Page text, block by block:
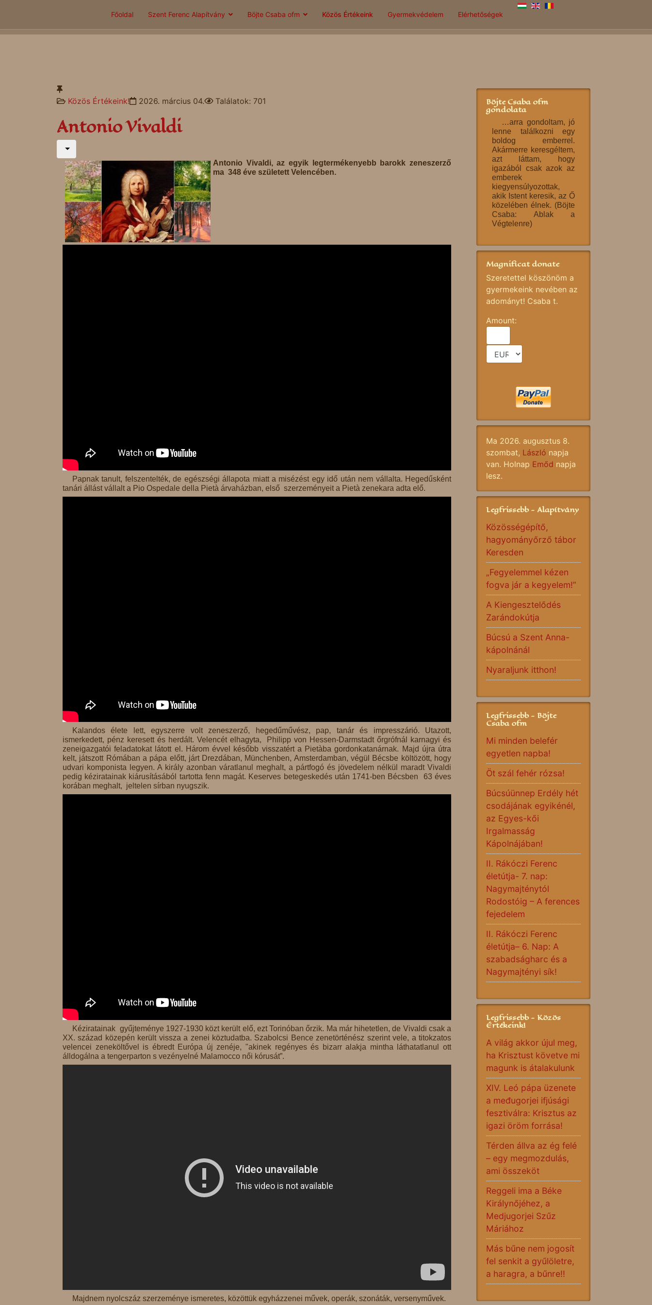
Főoldal Szent Ferenc Alapítvány Böjte Csaba ofm Közös Értékeink Gyermekvédelem Elérhetőségek
Közös Értékeink! 2026. március 04. Találatok: 701
Antonio Vivaldi
Antonio Vivaldi, az egyik legtermékenyebb barokk zeneszerző
ma 348 éve született Velencében.
Papnak tanult, felszentelték, de egészségi állapota miatt a misézést egy idő után nem vállalta. Hegedűsként
tanári állást vállalt a Pio Ospedale della Pietà árvaházban, első szerzeményeit a Pietà zenekara adta elő.
Kalandos élete lett, egyszerre volt zeneszerző, hegedűművész, pap, tanár és impresszárió. Utazott,
ismerkedett, pénz keresett és herdált. Velencét elhagyta, Philipp von Hessen-Darmstadt őrgrófnál karnagyi és
zeneigazgatói feladatokat látott el. Három évvel később visszatért a Pietàba gordonkatanárnak. Majd újra útra
kelt, játszott Rómában a pápa előtt, járt Drezdában, Münchenben, Amsterdamban, végül Bécsbe költözött, hogy
udvari komponista legyen. A király azonban váratlanul meghalt, a pártfogó és jövedelem nélkül maradt Vivaldi
pedig kéziratainak kiárusításából tartotta fenn magát. Keserves betegeskedés után 1741-ben Bécsben 63 éves
korában meghalt, jeltelen sírban nyugszik.
Kéziratainak gyűjteménye 1927-1930 közt került elő, ezt Torinóban őrzik. Ma már hihetetlen, de Vivaldi csak a
XX. század közepén került vissza a zenei köztudatba. Szabolcsi Bence zenetörténész szerint vele, a titokzatos
velencei zeneköltővel is ébredt Európa új zenéje, "akinek regényes és bizarr alakja mintha láthatatlanul ott
álldogálna a tengerparton s vezényelné Malamocco női kórusát”.
Majdnem nyolcszáz szerzeménye ismeretes, közöttük egyházzenei művek, operák, szonáták, versenyművek.
Böjte Csaba ofm
gondolata
…arra gondoltam, jó
lenne találkozni egy
boldog emberrel.
Akármerre keresgéltem,
azt láttam, hogy
igazából csak azok az
emberek
kiegyensúlyozottak,
akik Istent keresik, az Ő
közelében élnek. (Böjte
Csaba: Ablak a
Végtelenre)
Magnificat donate
Szeretettel köszönöm a
gyermekeink nevében az
adományt! Csaba t.
Amount:
Ma 2026. augusztus 8.
szombat, László napja
van. Holnap Emőd napja
lesz.
Legfrissebb - Alapítvány
Közösségépítő,
hagyományőrző tábor
Keresden
„Fegyelemmel kézen
fogva jár a kegyelem!”
A Kiengesztelődés
Zarándokútja
Búcsú a Szent Anna-
kápolnánál
Nyaraljunk itthon!
Legfrissebb - Böjte
Csaba ofm
Mi minden belefér
egyetlen napba!
Öt szál fehér rózsa!
Búcsúünnep Erdély hét
csodájának egyikénél,
az Egyes-kői
Irgalmasság
Kápolnájában!
II. Rákóczi Ferenc
életútja- 7. nap:
Nagymajténytól
Rodostóig – A ferences
fejedelem
II. Rákóczi Ferenc
életútja– 6. Nap: A
szabadságharc és a
Nagymajtényi sík!
Legfrissebb - Közös
Értékeink!
A világ akkor újul meg,
ha Krisztust követve mi
magunk is átalakulunk
XIV. Leó pápa üzenete
a međugorjei ifjúsági
fesztiválra: Krisztus az
igazi öröm forrása!
Térden állva az ég felé
– egy megmozdulás,
ami összeköt
Reggeli ima a Béke
Királynőjéhez, a
Medjugorjei Szűz
Máriához
Más bűne nem jogosít
fel senkit a gyűlöletre,
a haragra, a bűnre!!